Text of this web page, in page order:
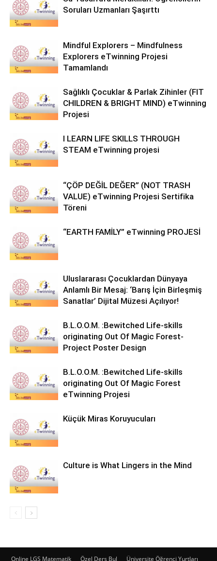
Soruları Uzmanları Şaşırttı
Mindful Explorers – Mindfulness
Explorers eTwinning Projesi
Tamamlandı
Sağlıklı Çocuklar & Parlak Zihinler (FIT
CHILDREN & BRIGHT MIND) eTwinning
Projesi
I LEARN LIFE SKILLS THROUGH
STEAM eTwinning projesi
“ÇÖP DEĞİL DEĞER” (NOT TRASH
VALUE) eTwinning Projesi Sertifika
Töreni
“EARTH FAMİLY” eTwinning PROJESİ
Uluslararası Çocuklardan Dünyaya
Anlamlı Bir Mesaj: ‘Barış İçin Birleşmiş
Sanatlar’ Dijital Müzesi Açılıyor!
B.L.O.O.M. :Bewitched Life-skills
originating Out Of Magic Forest-
Project Poster Design
B.L.O.O.M. :Bewitched Life-skills
originating Out Of Magic Forest
eTwinning Projesi
Küçük Miras Koruyucuları
Culture is What Lingers in the Mind
Online LGS Matematik Özel Ders Bul Üniversite Öğrenci Yurtları